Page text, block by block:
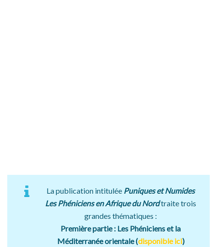
La publication intitulée Puniques et Numides
Les Phéniciens en Afrique du Nordtraite trois
grandes thématiques :
Première partie : Les Phéniciens et la
Méditerranée orientale (disponible ici)